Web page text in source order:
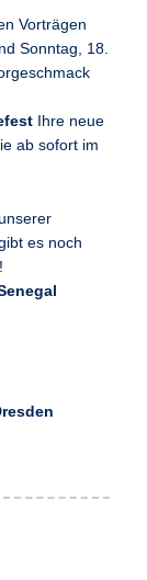
Vorträgen
Sonntag, 18.
Ihre neue
ab sofort im
es noch